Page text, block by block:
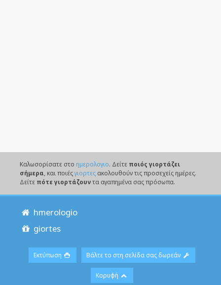
Καλωσορίσατε στο ημερολογιο. Δείτε ποιός γιορτάζει
σήμερα, και ποιέςγιορτεςακολουθούν τις προσεχείς ημέρες.
Δείτε πότε γιορτάζουντα αγαπημένα σας πρόσωπα.
hmerologio
giortes
Εκτύπωση Βάλτε το στη σελίδα σας δωρεάν
Κορυφή